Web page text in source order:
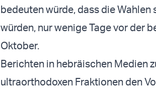
bedeuten würde, dass die
würden, nur wenige Tage vor der
Oktober.
Berichten in hebräischen Medien
ultraorthodoxen Fraktionen den